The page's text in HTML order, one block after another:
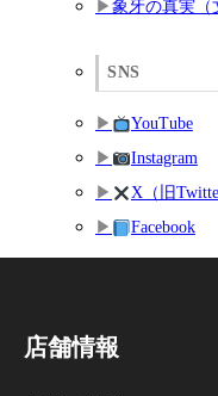
象牙の真実（
SNS
YouTube
Instagram
X（旧
Facebook
店舗情報